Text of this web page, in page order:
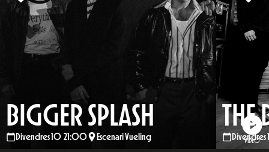
BIGGER SPLASH
Divendres 10 21:00 Escenari Vueling VÍDEO
THE